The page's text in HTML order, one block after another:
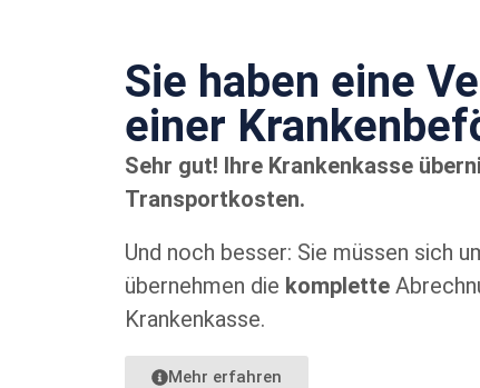
Sie haben eine
einer
Sehr gut! Ihre Krankenkasse
Transportkosten.
Und noch besser: Sie müssen sich
übernehmen die komplette
Krankenkasse.
Mehr erfahren